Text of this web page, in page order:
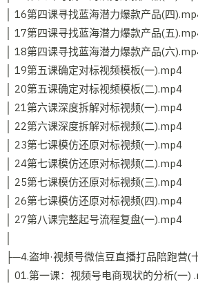
│ 16第四课寻找蓝海潜力爆款产品(四
│ 17第四课寻找蓝海潜力爆款产品(五
│ 18第四课寻找蓝海潜力爆款产品(六
│ 19第五课确定对标视频模板(一).mp4
│ 20第五课确定对标视频模板(二).mp4
│ 21第六课深度拆解对标视频(一).mp4
│ 22第六课深度拆解对标视频(二).mp4
│ 23第七课模仿还原对标视频(一).mp4
│ 24第七课模仿还原对标视频(二).mp4
│ 25第七课模仿还原对标视频(三).mp4
│ 26第七课模仿还原对标视频(四).mp4
│ 27第八课完整起号流程复盘(一).mp4
├─4.盗坤·视频号微信豆直播打品陪跑营(
│ 01.第一课：视频号电商现状的分析(一)